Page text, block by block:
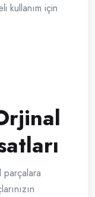
kullanım için
parçalara